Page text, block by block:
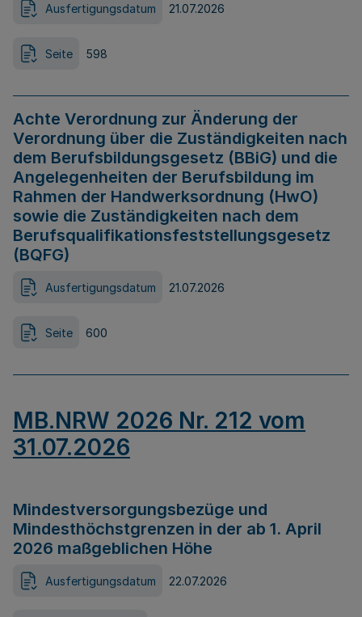
Ausfertigungsdatum 21.07.2026
Seite 598
Achte Verordnung zur Änderung der
Verordnung über die Zuständigkeiten nach
dem Berufsbildungsgesetz (BBiG) und die
Angelegenheiten der Berufsbildung im
Rahmen der Handwerksordnung (HwO)
sowie die Zuständigkeiten nach dem
Berufsqualifikationsfeststellungsgesetz
(BQFG)
Ausfertigungsdatum 21.07.2026
Seite 600
MB.NRW 2026 Nr. 212 vom
31.07.2026
Mindestversorgungsbezüge und
Mindesthöchstgrenzen in der ab 1. April
2026 maßgeblichen Höhe
Ausfertigungsdatum 22.07.2026